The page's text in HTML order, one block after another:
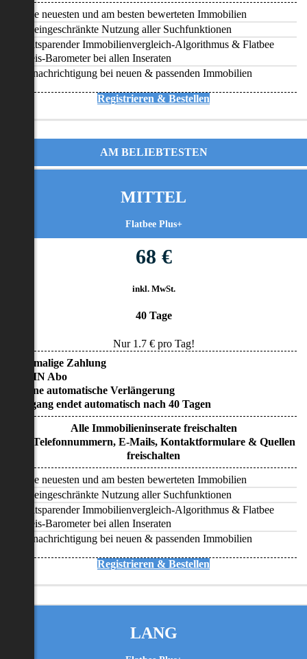
Alle neuesten und am besten bewerteten Immobilien
Uneingeschränkte Nutzung aller Suchfunktionen
Zeitsparender Immobilienvergleich-Algorithmus & Flatbee
Preis-Barometer bei allen Inseraten
Benachrichtigung bei neuen & passenden Immobilien
Registrieren & Bestellen
AM BELIEBTESTEN
MITTEL
Flatbee Plus+
68 €
inkl. MwSt.
40 Tage
Nur 1.7€ pro Tag!
• Einmalige Zahlung
• KEIN Abo
• Keine automatische Verlängerung
• Zugang endet automatisch nach 40 Tagen
Alle Immobilieninserate freischalten
Alle Telefonnummern, E-Mails, Kontaktformulare & Quellen
freischalten
Alle neuesten und am besten bewerteten Immobilien
Uneingeschränkte Nutzung aller Suchfunktionen
Zeitsparender Immobilienvergleich-Algorithmus & Flatbee
Preis-Barometer bei allen Inseraten
Benachrichtigung bei neuen & passenden Immobilien
Registrieren & Bestellen
LANG